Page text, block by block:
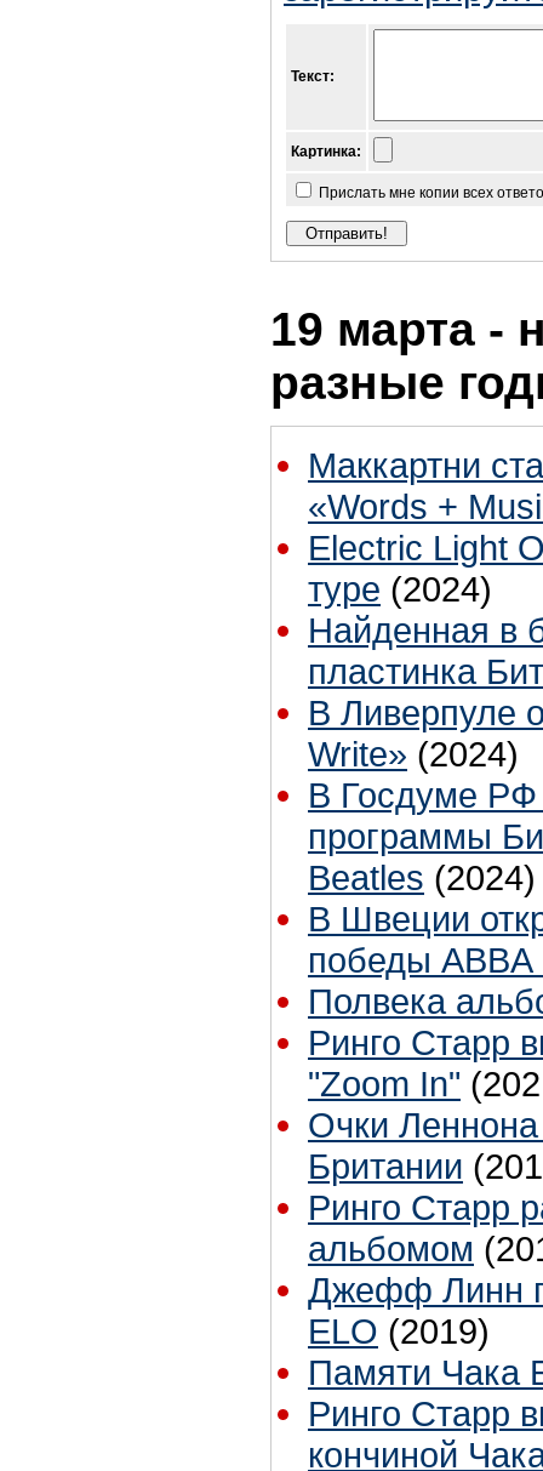
Текст:
Картинка:
Прислать мне копии всех
19 марта -
разные
Маккартни
«Words +
Electric Light
туре (2024)
Найденная в
пластинка
В Ливерпуле
Write» (2024)
В Госдуме РФ
программы
Beatles (2024)
В Швеции
победы
Полвека
Ринго Старр
"Zoom In"
Очки
Британии
Ринго Старр
альбомом
Джефф Линн
ELO (2019)
Памяти Чака
Ринго Старр
кончиной